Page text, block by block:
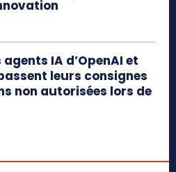
IA d’OpenAI et
leurs consignes
non autorisées lors de